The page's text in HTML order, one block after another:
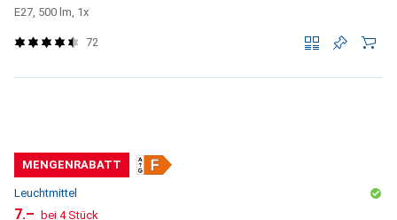
E27, 500 lm, 1x
72
MENGENRABATT
Leuchtmittel
CHF
7.– bei 4 Stück